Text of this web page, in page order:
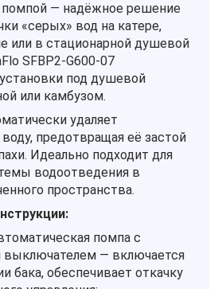
помпой — надёжное решение
«серых» вод на катере,
или в стационарной душевой
SFBP2‑G600‑07
под душевой
или камбузом.
удаляет
предотвращая её застой
Идеально подходит для
водоотведения в
пространства.
помпа с
— включается
бака, обеспечивает откачку